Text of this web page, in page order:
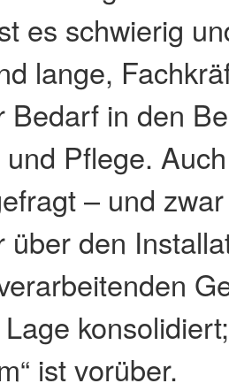
es schwierig
lange,
Bedarf in den
Pflege.
– und
über den
ist vorüber.